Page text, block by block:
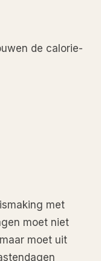
de calorie-
met
moet niet
moet uit